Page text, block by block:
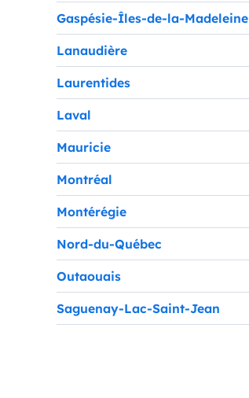
Gaspésie-Îles-de-la-Madeleine
Lanaudière
Laurentides
Laval
Mauricie
Montréal
Montérégie
Nord-du-Québec
Outaouais
Saguenay-Lac-Saint-Jean